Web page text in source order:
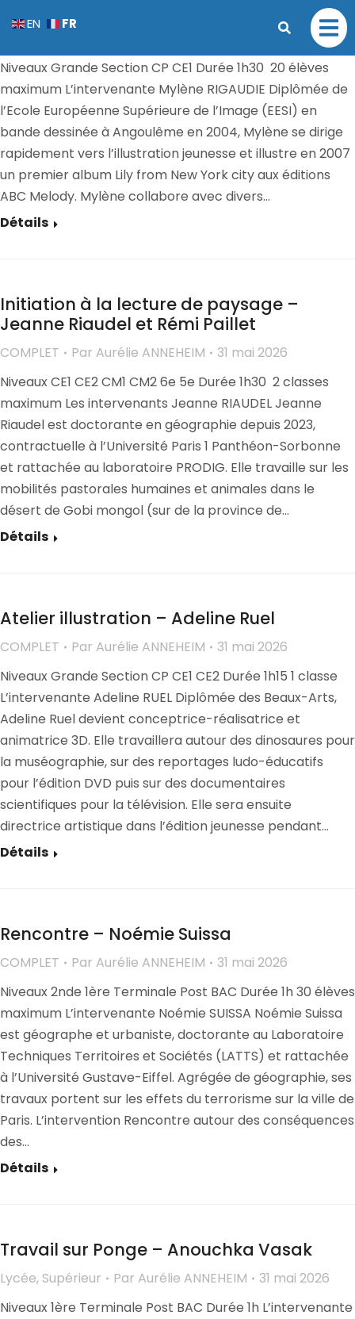
31 mai 2026
Niveaux Grande Section CP CE1 Durée 1h30 20 élèves
maximum L’intervenante Mylène RIGAUDIE Diplômée de
l’Ecole Européenne Supérieure de l’Image (EESI) en
bande dessinée à Angoulême en 2004, Mylène se dirige
rapidement vers l’illustration jeunesse et illustre en 2007
un premier album Lily from New York city aux éditions
ABC Melody. Mylène collabore avec divers…
Détails
Initiation à la lecture de paysage –
Jeanne Riaudel et Rémi Paillet
COMPLET Par Aurélie ANNEHEIM
31 mai 2026
Niveaux CE1 CE2 CM1 CM2 6e 5e Durée 1h30 2 classes
maximum Les intervenants Jeanne RIAUDEL Jeanne
Riaudel est doctorante en géographie depuis 2023,
contractuelle à l’Université Paris 1 Panthéon-Sorbonne
et rattachée au laboratoire PRODIG. Elle travaille sur les
mobilités pastorales humaines et animales dans le
désert de Gobi mongol (sur de la province de…
Détails
Atelier illustration – Adeline Ruel
COMPLET Par Aurélie ANNEHEIM
31 mai 2026
Niveaux Grande Section CP CE1 CE2 Durée 1h15 1 classe
L’intervenante Adeline RUEL Diplômée des Beaux-Arts,
Adeline Ruel devient conceptrice-réalisatrice et
animatrice 3D. Elle travaillera autour des dinosaures pour
la muséographie, sur des reportages ludo-éducatifs
pour l’édition DVD puis sur des documentaires
scientifiques pour la télévision. Elle sera ensuite
directrice artistique dans l’édition jeunesse pendant…
Détails
Rencontre – Noémie Suissa
COMPLET Par Aurélie ANNEHEIM
31 mai 2026
Niveaux 2nde 1ère Terminale Post BAC Durée 1h 30 élèves
maximum L’intervenante Noémie SUISSA Noémie Suissa
est géographe et urbaniste, doctorante au Laboratoire
Techniques Territoires et Sociétés (LATTS) et rattachée
à l’Université Gustave-Eiffel. Agrégée de géographie, ses
travaux portent sur les effets du terrorisme sur la ville de
Paris. L’intervention Rencontre autour des conséquences
des…
Détails
Travail sur Ponge – Anouchka Vasak
Lycée, Supérieur Par Aurélie ANNEHEIM
31 mai 2026
Niveaux 1ère Terminale Post BAC Durée 1h L’intervenante
EN FR